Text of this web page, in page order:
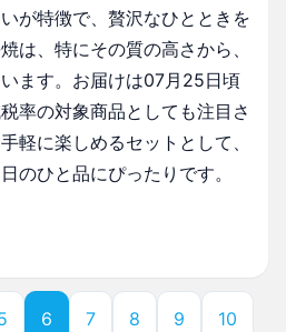
が特徴で、贅沢なひとときを
は、特にその質の高さから、
ます。お届けは07月25日頃
率の対象商品としても注目さ
軽に楽しめるセットとして、
のひと品にぴったりです。
6 7 8 9 10